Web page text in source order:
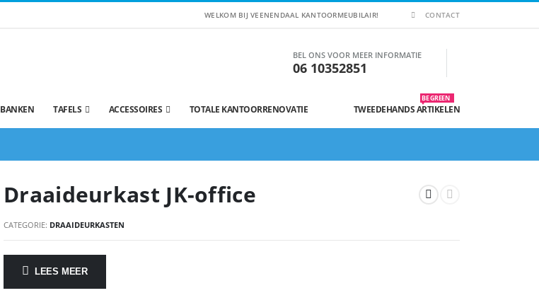
WELKOM BIJ VEENENDAAL KANTOORMEUBILAIR! CONTACT
BEL ONS VOOR MEER INFORMATIE
06 10352851
BANKEN TAFELS ACCESSOIRES TOTALE KANTOORRENOVATIE TWEEDEHANDS ARTIKELEN
BE GREEN
Draaideurkast JK-office
CATEGORIE: DRAAIDEURKASTEN
LEES MEER